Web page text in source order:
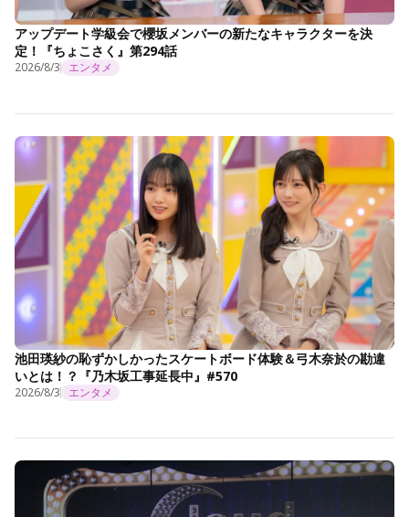
アップデート学級会で櫻坂メンバーの新たなキャラクターを決
定！『ちょこさく』第294話
2026/8/3 エンタメ
池田瑛紗の恥ずかしかったスケートボード体験＆弓木奈於の勘違
いとは！？『乃木坂工事延長中』#570
2026/8/3 エンタメ